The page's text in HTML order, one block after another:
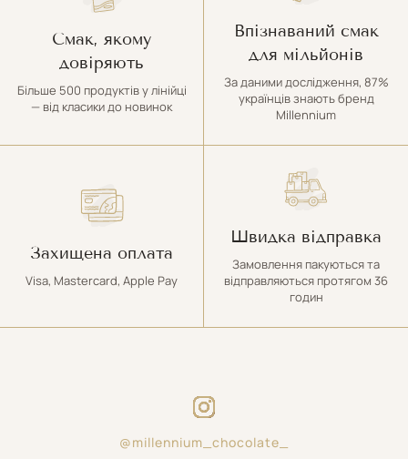
Міленіум — це понад 25 років досвіду, 15 унікальних брендів,
500+ продуктів у каталозі та експорт у 45+ країн світу. Але
попри масштаб і технологічність, компанія зберігає особливу
увагу до деталей і до емоцій, які дарує кожен продукт. Саме ця
філософія найбільш яскраво втілюється у напрямі крафтових
цукерок — солодощів, що створюються як маленькі витвори
Купити онлайн преміальні
крафтові цукерки з доставкою
по Україні
цукерка проходить шлях від ідеї до вишуканого десерту, що
здатний здивувати навіть досвідченого поціновувача.
Головна особливість крафтового виробництва —
Смак, якому
довіряють
Більше 500 продуктів у лінійці
— від класики до новинок
Впізнаваний смак
для мільйонів
За даними дослідження, 87%
українців знають бренд
Millennium
Захищена оплата
Visa, Mastercard, Apple Pay
Швидка відправка
Замовлення пакуються та
відправляються протягом 36
годин
@millennium_chocolate_